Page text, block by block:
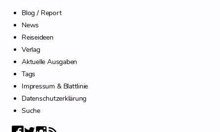
Blog / Report
News
Reiseideen
Verlag
Aktuelle Ausgaben
Tags
Impressum & Blattlinie
Datenschutzerklärung
Suche